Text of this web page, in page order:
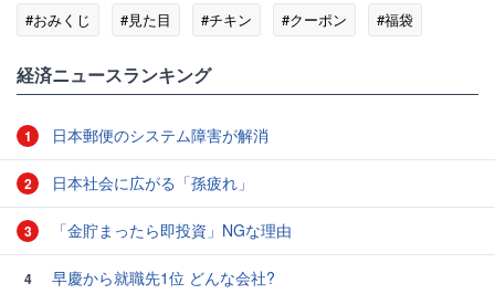
#おみくじ
#見た目 #チキン #クーポン #福袋
経済ニュースランキング
1 日本郵便のシステム障害が解消
2 日本社会に広がる「孫疲れ」
3 「金貯まったら即投資」NGな理由
4 早慶から就職先1位 どんな会社?